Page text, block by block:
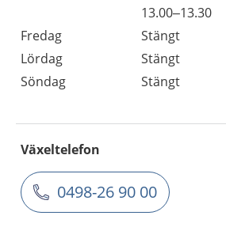
13.00–13.30
Fredag
Stängt
Lördag
Stängt
Söndag
Stängt
Växeltelefon
0498-26 90 00